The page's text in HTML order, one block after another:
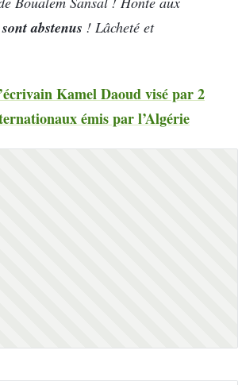
abstenus ! Lâcheté et
Kamel Daoud visé par 2
émis par l’Algérie